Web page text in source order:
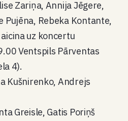
Zariņa, Annija Jēgere,
Pujēna, Rebeka Kontante,
uz koncertu
Ventspils Pārventas
4).
Kušnirenko, Andrejs
Greisle, Gatis Poriņš